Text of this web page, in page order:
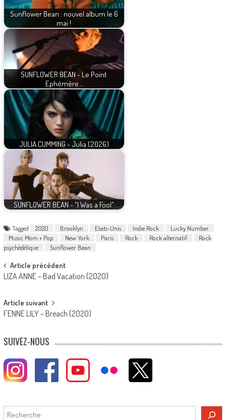
Sunflower Bean : nouvel album le 6
mai !
SUNFLOWER BEAN - Le Point
Ephémère…
JULIA CUMMING - Julia (2026)
SUNFLOWER BEAN - "I Was a Fool"
Tagged 2020 Brooklyn Etats-Unis Indie Rock
Lucky Number
Music Mom + Pop
New York Paris Rock Rock alternatif
Rock
psychédélique
Sunflower Bean
Post
navigation
Article précédent
LIZA ANNE – Bad Vacation (2020)
Article suivant
FENNE LILY – Breach (2020)
SUIVEZ-NOUS
Rechercher